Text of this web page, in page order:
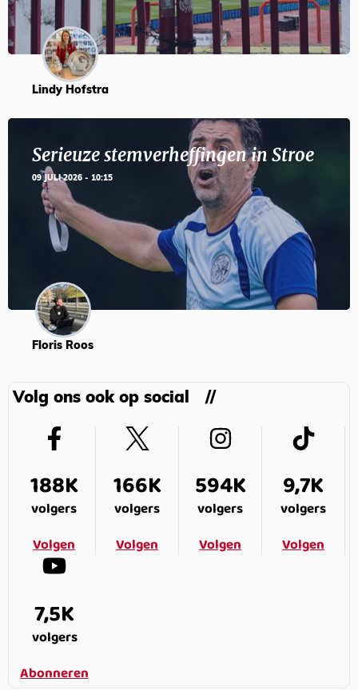
Lindy Hofstra
Serieuze stemverheffingen in Stroe
09 JULI 2026 - 10:15
Floris Roos
Volg ons ook op social
188K
volgers
Volgen
166K
volgers
Volgen
594K
volgers
Volgen
9,7K
volgers
Volgen
7,5K
volgers
Abonneren